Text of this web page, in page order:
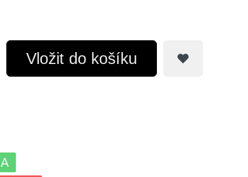
Vložit do košíku